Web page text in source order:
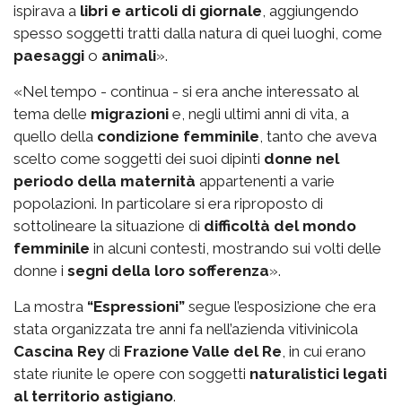
ispirava a libri e articoli di giornale , aggiungendo
spesso soggetti tratti dalla natura di quei luoghi, come
paesaggi o animali».
«Nel tempo - continua - si era anche interessato al
tema delle migrazioni e, negli ultimi anni di vita, a
quello della condizione femminile , tanto che aveva
scelto come soggetti dei suoi dipinti donne nel
periodo della maternità appartenenti a varie
popolazioni. In particolare si era riproposto di
sottolineare la situazione di difficoltà del mondo
femminile in alcuni contesti, mostrando sui volti delle
donne i segni della loro sofferenza».
La mostra “Espressioni” segue l’esposizione che era
stata organizzata tre anni fa nell’azienda vitivinicola
Cascina Rey di Frazione Valle del Re , in cui erano
state riunite le opere con soggetti naturalistici legati
al territorio astigiano.